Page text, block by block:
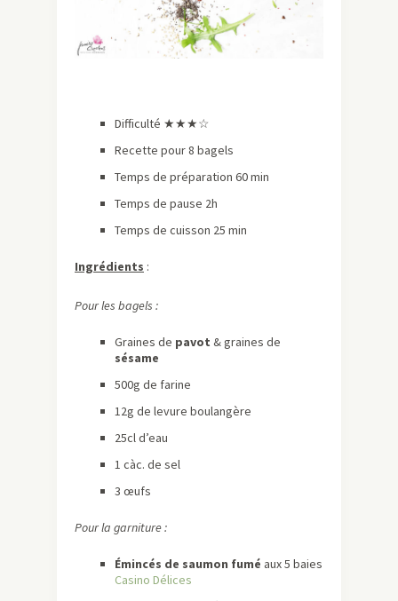
Difficulté ★★★☆
Recette pour 8 bagels
Temps de préparation 60 min
Temps de pause 2h
Temps de cuisson 25 min
Ingrédients :
Pour les bagels :
Graines de pavot & graines de
sésame
500g de farine
12g de levure boulangère
25cl d’eau
1 càc. de sel
3 œufs
Pour la garniture :
Émincés de saumon fumé aux 5 baies
Casino Délices